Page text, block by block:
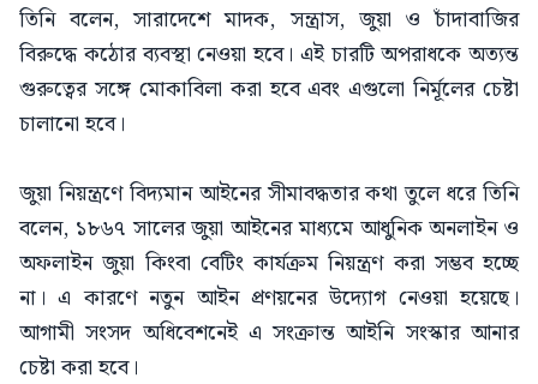
তিনি বলেন, সারাদেশে মাদক, সন্ত্রাস, জুয়া ও চাঁদাবাজির
বিরুদ্ধে কঠোর ব্যবস্থা নেওয়া হবে। এই চারটি অপরাধকে অত্যন্ত
গুরুত্বের সঙ্গে মোকাবিলা করা হবে এবং এগুলো নির্মূলের চেষ্টা
চালানো হবে।
জুয়া নিয়ন্ত্রণে বিদ্যমান আইনের সীমাবদ্ধতার কথা তুলে ধরে তিনি
বলেন, ১৮৬৭ সালের জুয়া আইনের মাধ্যমে আধুনিক অনলাইন ও
অফলাইন জুয়া কিংবা বেটিং কার্যক্রম নিয়ন্ত্রণ করা সম্ভব হচ্ছে
না। এ কারণে নতুন আইন প্রণয়নের উদ্যোগ নেওয়া হয়েছে।
আগামী সংসদ অধিবেশনেই এ সংক্রান্ত আইনি সংস্কার আনার
চেষ্টা করা হবে।